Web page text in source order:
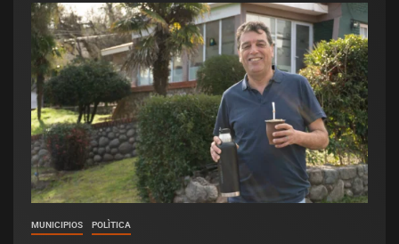
MUNICIPIOS POLÌTICA